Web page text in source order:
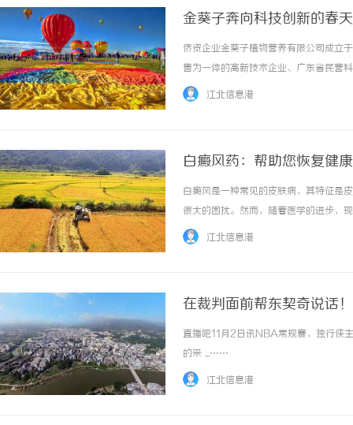
金葵子奔向科技创新的春
侨资企业金葵子植物营养有限公司成立
售为一体的高新技术企业、广东省民营
业家，被广东省总工会评为优秀经理，
江北信息港
白癜风药：帮助您恢复健
白癜风是一种常见的皮肤病，其特征是
很大的困扰。然而，随着医学的进步，
免疫系统、促进色素生成、抑制白斑扩
江北信息港
在裁判面前帮东契奇说话
直播吧11月2日讯NBA常规赛，独行侠
的采 ...……
江北信息港